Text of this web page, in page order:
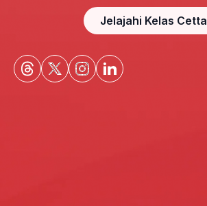
Jelajahi Kelas Cetta